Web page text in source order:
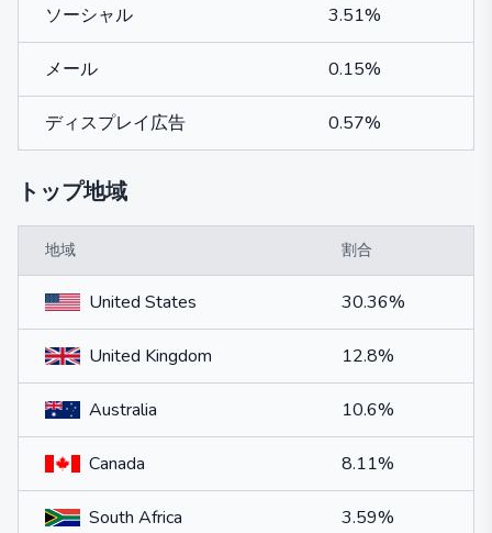
ソーシャル 3.51%
メール 0.15%
ディスプレイ広告 0.57%
トップ地域
地域 割合
United States 30.36%
United Kingdom 12.8%
Australia 10.6%
Canada 8.11%
South Africa 3.59%